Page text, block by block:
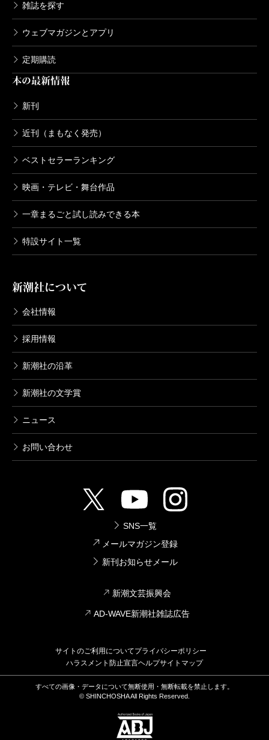
雑誌を探す
ウェブマガジンとアプリ
定期購読
本の最新情報
新刊
近刊（まもなく発売）
ベストセラーランキング
映画・テレビ・舞台作品
一章まるごと試し読みできる本
特設サイト一覧
新潮社について
会社情報
採用情報
新潮社の沿革
新潮社の文学賞
ニュース
お問い合わせ
SNS一覧
メールマガジン登録
新刊お知らせメール
新潮文芸振興会
AD-WAVE新潮社雑誌広告
サイトのご利用についてプライバシーポリシー
ハラスメント防止宣言ヘルプサイトマップ
すべての画像・データについて無断使用・無断転載を禁止します。
© SHINCHOSHA All Rights Reserved.